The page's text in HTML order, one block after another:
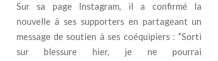
Sur sa page Instagram, il a confirmé la
nouvelle à ses supporters en partageant un
message de soutien à ses coéquipiers : “Sorti
sur blessure hier, je ne pourrai